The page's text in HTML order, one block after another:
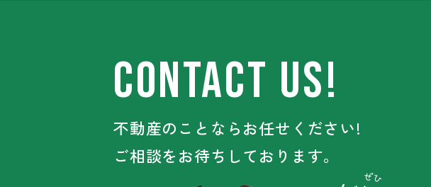
CONTACT US!
不動産のことならお任せください!
ご相談をお待ちしております。